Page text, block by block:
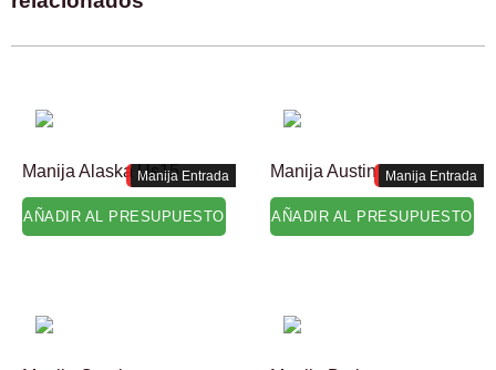
Manija Alaska Us15
AÑADIR AL PRESUPUESTO
Manija Austin
AÑADIR AL PRESUPUESTO
Manija Entrada Manija Entrada